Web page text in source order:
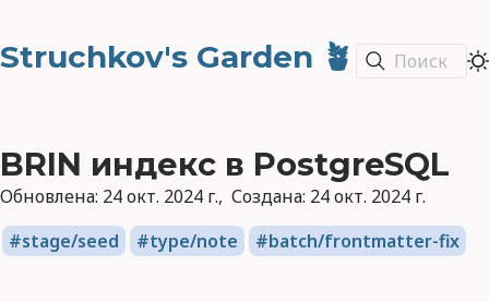
Struchkov's Garden 🪴 Поиск
BRIN индекс в PostgreSQL
Обновлена: 24 окт. 2024 г. Создана: 24 окт. 2024 г.
stage/seed
type/note batch/frontmatter-fix